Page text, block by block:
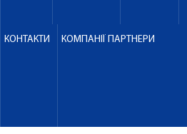
КОНТАКТИ КОМПАНІЇ ПАРТНЕРИ